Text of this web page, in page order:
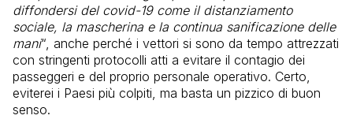
diffondersi del covid-19 come il distanziamento
sociale, la mascherina e la continua sanificazione delle
mani“, anche perché i vettori si sono da tempo attrezzati
con stringenti protocolli atti a evitare il contagio dei
passeggeri e del proprio personale operativo. Certo,
eviterei i Paesi più colpiti, ma basta un pizzico di buon
senso.